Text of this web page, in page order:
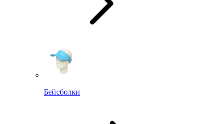
Бейсболки